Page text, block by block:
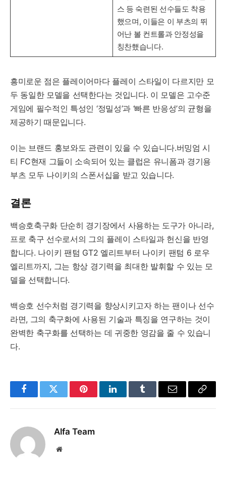
스 등 숙련된 선수들도 착용
했으며, 이들은 이 부츠의 뛰
어난 볼 컨트롤과 안정성을
칭찬했습니다.
흥미로운 점은 플레이어마다 플레이 스타일이 다르지만 모
두 동일한 모델을 선택한다는 것입니다. 이 모델은 고수준
게임에 필수적인 특성인 ‘정밀성’과 ‘빠른 반응성’의 균형을
제공하기 때문입니다.
이는 브랜드 홍보와도 관련이 있을 수 있습니다.버밍엄 시
티 FC현재 그들이 소속되어 있는 클럽은 유니폼과 경기용
부츠 모두 나이키의 스폰서십을 받고 있습니다.
결론
백승호축구화 단순히 경기장에서 사용하는 도구가 아니라,
프로 축구 선수로서의 그의 플레이 스타일과 헌신을 반영
합니다. 나이키 팬텀 GT2 엘리트부터 나이키 팬텀 6 로우
엘리트까지, 그는 항상 경기력을 최대한 발휘할 수 있는 모
델을 선택합니다.
백승호 선수처럼 경기력을 향상시키고자 하는 팬이나 선수
라면, 그의 축구화에 사용된 기술과 특징을 연구하는 것이
완벽한 축구화를 선택하는 데 귀중한 영감을 줄 수 있습니
다.
FacebookTwitter PinterestLinkedInTumblr Email
Copy
Alfa Team
Website